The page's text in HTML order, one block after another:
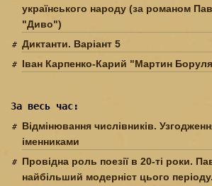
українського народу (за романом
"Диво")
Диктанти. Варіант 5
Іван Карпенко-Карий "Мартин
За весь час:
Відмінювання числівників.
іменниками
Провідна роль поезії в 20-ті роки.
найбільший модерніст цього